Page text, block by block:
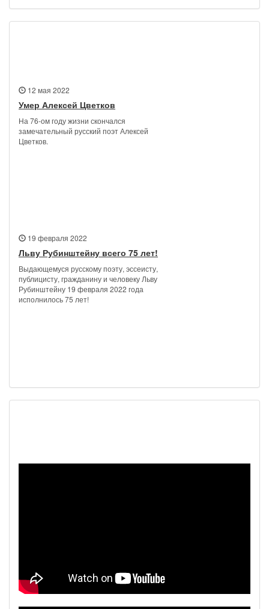
12 мая 2022
Умер Алексей Цветков
На 76-ом году жизни скончался
замечательный русский поэт Алексей
Цветков.
19 февраля 2022
Льву Рубинштейну всего 75 лет!
Выдающемуся русскому поэту, эссеисту,
публицисту, гражданину и человеку Льву
Рубинштейну 19 февраля 2022 года
исполнилось 75 лет!